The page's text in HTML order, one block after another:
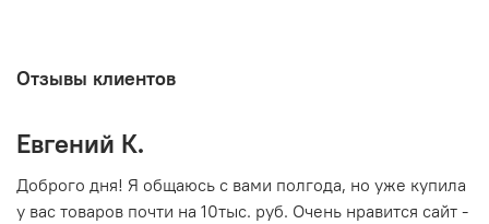
Отзывы клиентов
Евгений К.
Доброго дня! Я общаюсь с вами полгода, но уже купила
у вас товаров почти на 10тыс. руб. Очень нравится сайт -